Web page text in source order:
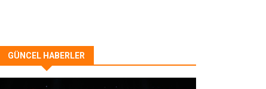
GÜNCEL HABERLER